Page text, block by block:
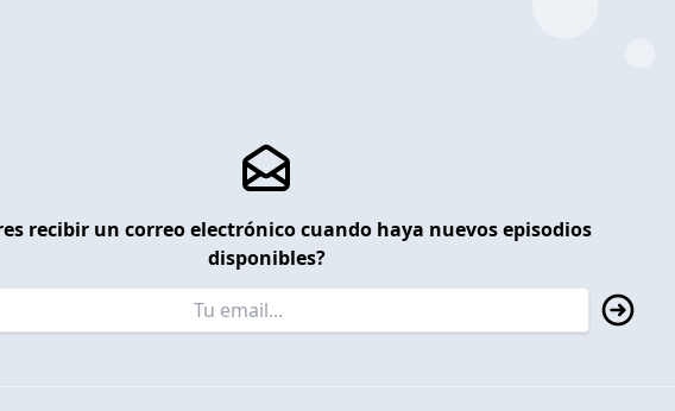
recibir un correo electrónico cuando haya nuevos episodios
disponibles?